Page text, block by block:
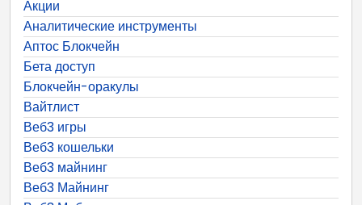
Акции
Аналитические инструменты
Аптос Блокчейн
Бета доступ
Блокчейн-оракулы
Вайтлист
Веб3 игры
Веб3 кошельки
Веб3 майнинг
Веб3 Майнинг